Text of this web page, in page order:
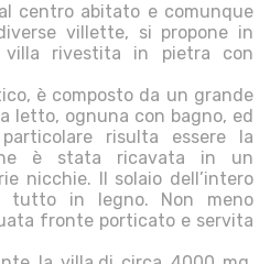
centro abitato e comunque
villette, si propone in
villa rivestita in pietra con
è composto da un grande
letto, ognuna con bagno, ed
risulta essere la
è stata ricavata in un
nicchie. Il solaio dell’intero
tutto in legno. Non meno
fronte porticato e servita